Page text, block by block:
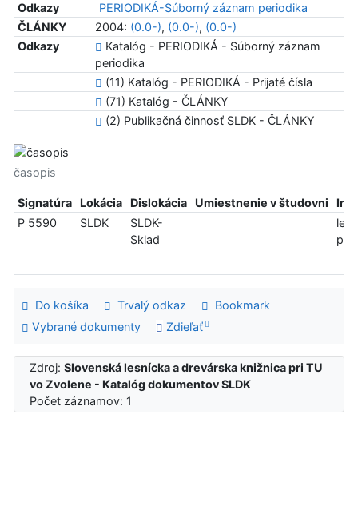
Odkazy
PERIODIKÁ-Súborný záznam periodika
ČLÁNKY
2004: (0.0-), (0.0-), (0.0-)
Odkazy
Katalóg - PERIODIKÁ - Súborný záznam
periodika
(11) Katalóg - PERIODIKÁ - Prijaté čísla
(71) Katalóg - ČLÁNKY
(2) Publikačná činnosť SLDK - ČLÁNKY
časopis
Signatúra Lokácia Dislokácia Umiestnenie v študovni
Info
P 5590
SLDK
SLDK-
Sklad
len
Do košíka Trvalý odkaz
Bookmark
Vybrané dokumenty
Zdieľať
Zdroj:Slovenská lesnícka a drevárska knižnica pri TU
vo Zvolene - Katalóg dokumentov SLDK
Počet záznamov: 1